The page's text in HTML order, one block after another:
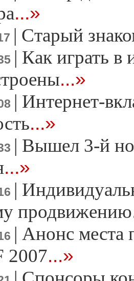
...»
| Старый
| Как играть в
...»
| Интернет-
...»
| Вышел 3-й
...»
|
продвижению
| Анонс места
2007...»